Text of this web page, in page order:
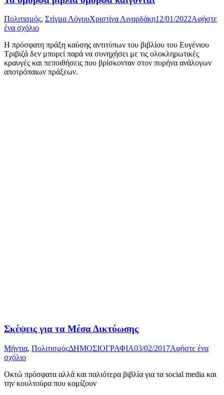
Πολιτισμός, Στίγμα ΛόγουΧριστίνα Λιναρδάκη12/01/2022Αφήστε
ένα σχόλιο
Η πρόσφατη πράξη καύσης αντιτύπων του βιβλίου του Ευγένιου
Τριβιζά δεν μπορεί παρά να συνηχήσει με τις ολοκληρωτικές
κραυγές και πεποιθήσεις που βρίσκονταν στον πυρήνα ανάλογων
αποτρόπαιων πράξεων.
Σκέψεις για τα Μέσα Δικτύωσης
Μήντια, ΠολιτισμόςΔΗΜΟΣΙΟΓΡΑΦΙΑ03/02/2017Αφήστε ένα
σχόλιο
Οκτώ πρόσφατα αλλά και παλιότερα βιβλία για τα social media και
την κουλτούρα που κομίζουν